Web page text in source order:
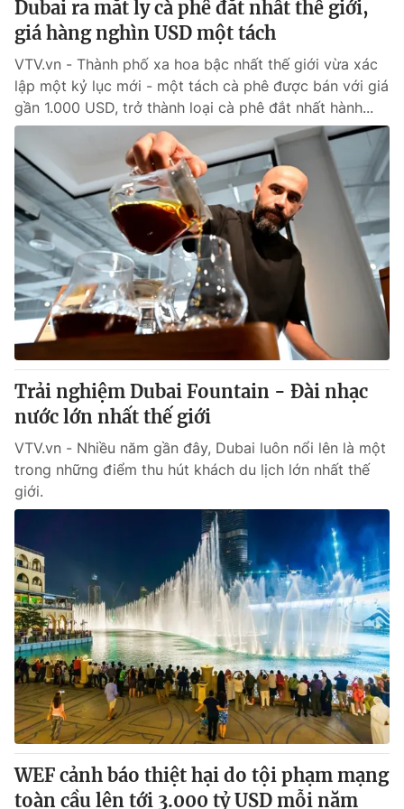
thuận bằng văn bản. Ghi rõ nguồn VTV.vn khi phát hành lại
thông tin từ website này.
Dubai ra mắt ly cà phê đắt nhất thế giới,
giá hàng nghìn USD một tách
VTV.vn - Thành phố xa hoa bậc nhất thế giới vừa xác
lập một kỷ lục mới - một tách cà phê được bán với giá
gần 1.000 USD, trở thành loại cà phê đắt nhất hành...
Trải nghiệm Dubai Fountain - Đài nhạc
nước lớn nhất thế giới
VTV.vn - Nhiều năm gần đây, Dubai luôn nổi lên là một
trong những điểm thu hút khách du lịch lớn nhất thế
giới.
WEF cảnh báo thiệt hại do tội phạm mạng
toàn cầu lên tới 3.000 tỷ USD mỗi năm